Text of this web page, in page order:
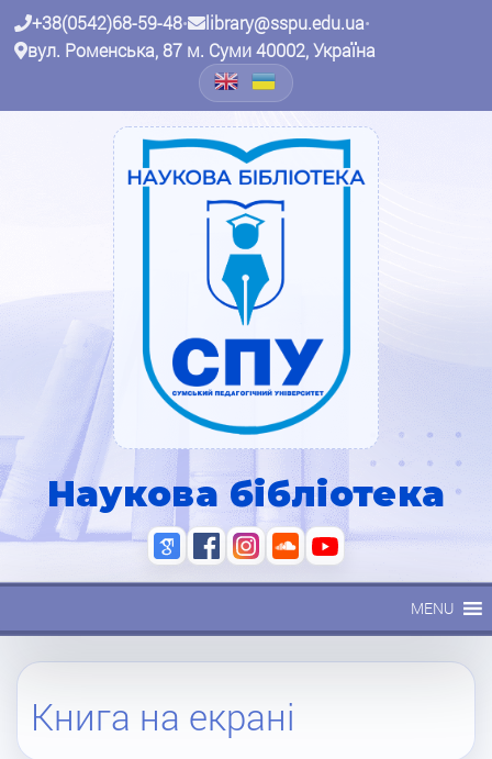
+38(0542)68-59-48• library@sspu.edu.ua•
вул. Роменська, 87 м. Суми 40002, Україна
Наукова бібліотека
MENU
Книга на екрані